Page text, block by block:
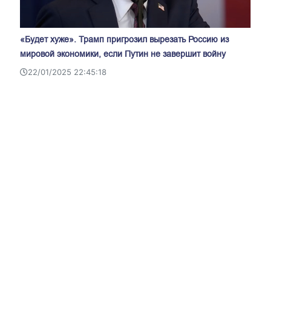
«Будет хуже». Трамп пригрозил вырезать Россию из
мировой экономики, если Путин не завершит войну
22/01/2025 22:45:18